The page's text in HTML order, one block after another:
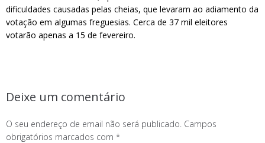
dificuldades causadas pelas cheias, que levaram ao adiamento da
votação em algumas freguesias. Cerca de 37 mil eleitores
votarão apenas a 15 de fevereiro.
Deixe um comentário
O seu endereço de email não será publicado. Campos
obrigatórios marcados com *